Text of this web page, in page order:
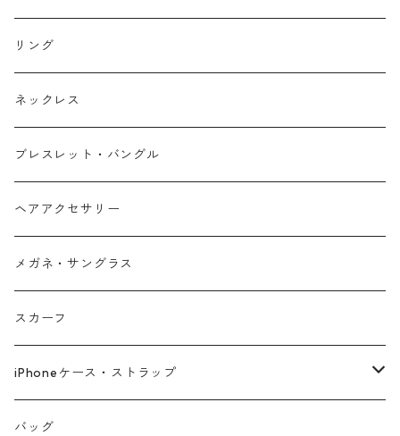
リング
ネックレス
ブレスレット・バングル
ヘアアクセサリー
メガネ・サングラス
スカーフ
iPhoneケース・ストラップ
iPhone17シリーズ対応
バッグ